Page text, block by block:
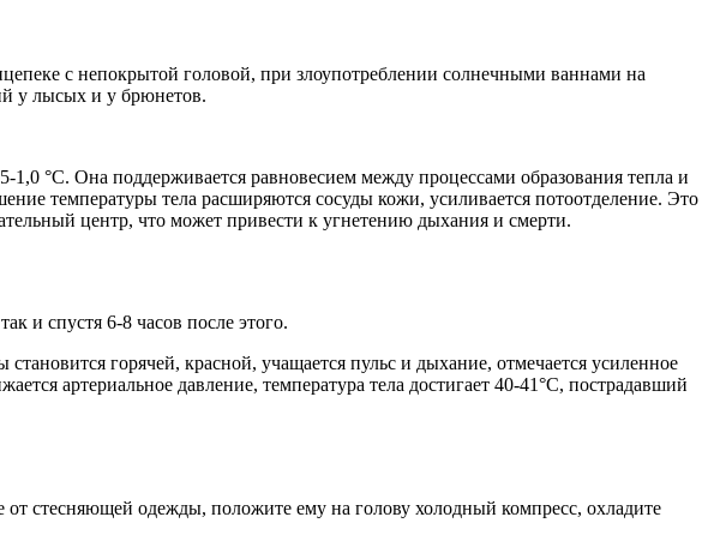
с непокрытой головой, при злоупотреблении солнечными ваннами на
у лысых и у брюнетов.
°С. Она поддерживается равновесием между процессами образования тепла и
температуры тела расширяются сосуды кожи, усиливается потоотделение. Это
центр, что может привести к угнетению дыхания и смерти.
и спустя 6-8 часов после этого.
горячей, красной, учащается пульс и дыхание, отмечается усиленное
артериальное давление, температура тела достигает 40-41°С, пострадавший
стесняющей одежды, положите ему на голову холодный компресс, охладите